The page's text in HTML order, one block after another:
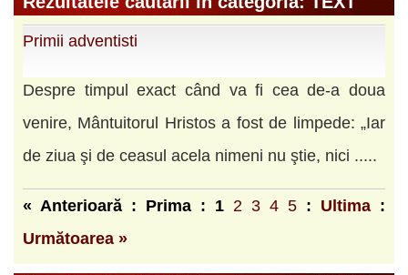
Primii adventisti
Despre timpul exact când va fi cea de-a doua
venire, Mântuitorul Hristos a fost de limpede: „Iar
de ziua şi de ceasul acela nimeni nu ştie, nici .....
« Anterioară : Prima : 1 2 3 4 5 : Ultima :
Următoarea »